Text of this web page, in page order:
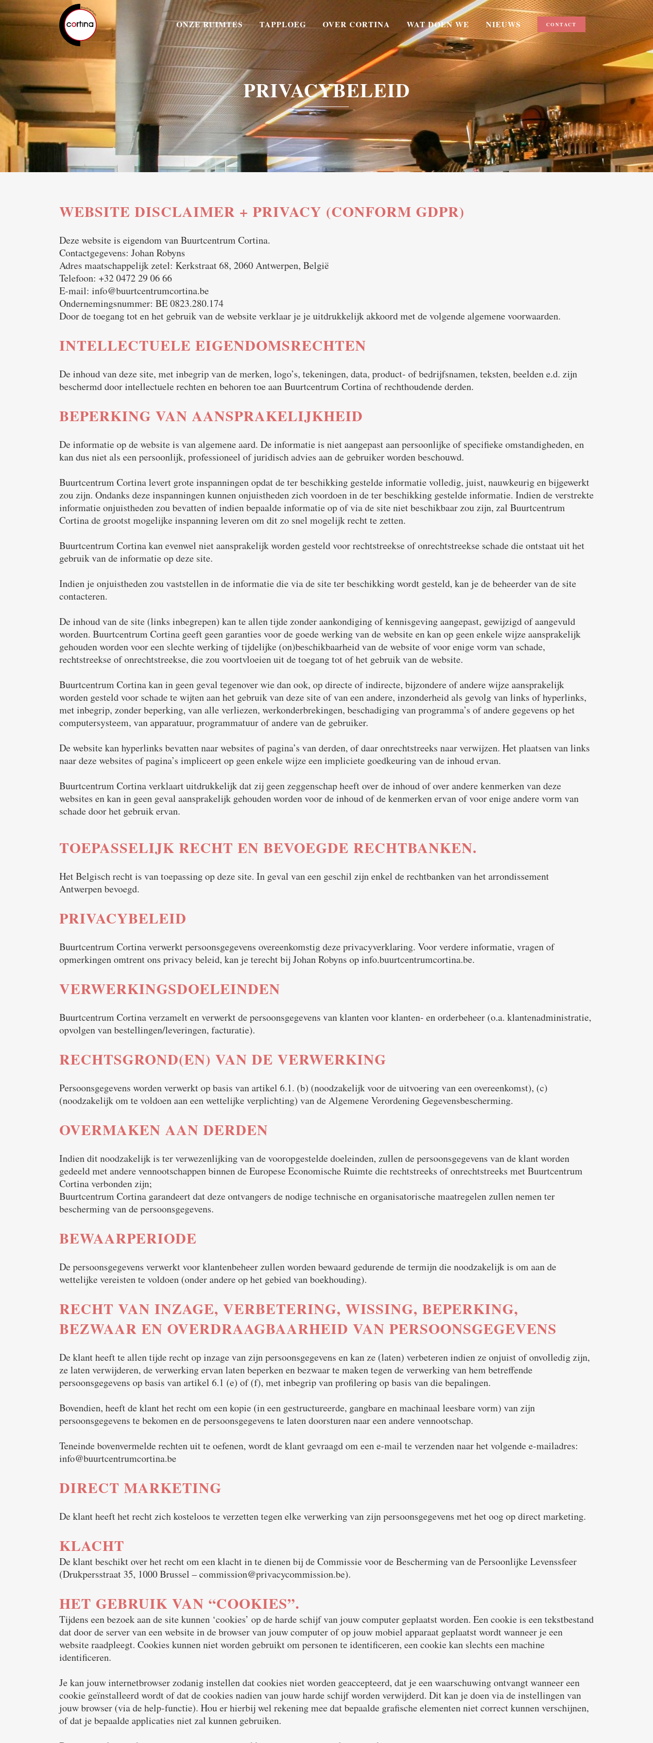
CONTACT
ONZE RUIMTES TAPPLOEG OVER CORTINA WAT DOEN WE NIEUWS
PRIVACYBELEID
WEBSITE DISCLAIMER + PRIVACY (CONFORM GDPR)
Deze website is eigendom van Buurtcentrum Cortina.
Contactgegevens: Johan Robyns
Adres maatschappelijk zetel: Kerkstraat 68, 2060 Antwerpen, België
Telefoon: +32 0472 29 06 66
E-mail: info@buurtcentrumcortina.be
Ondernemingsnummer: BE 0823.280.174
Door de toegang tot en het gebruik van de website verklaar je je uitdrukkelijk akkoord met de volgende algemene voorwaarden.
INTELLECTUELE EIGENDOMSRECHTEN
De inhoud van deze site, met inbegrip van de merken, logo’s, tekeningen, data, product- of bedrijfsnamen, teksten, beelden e.d. zijn
beschermd door intellectuele rechten en behoren toe aan Buurtcentrum Cortina of rechthoudende derden.
BEPERKING VAN AANSPRAKELIJKHEID
De informatie op de website is van algemene aard. De informatie is niet aangepast aan persoonlijke of specifieke omstandigheden, en
kan dus niet als een persoonlijk, professioneel of juridisch advies aan de gebruiker worden beschouwd.
Buurtcentrum Cortina levert grote inspanningen opdat de ter beschikking gestelde informatie volledig, juist, nauwkeurig en bijgewerkt
zou zijn. Ondanks deze inspanningen kunnen onjuistheden zich voordoen in de ter beschikking gestelde informatie. Indien de verstrekte
informatie onjuistheden zou bevatten of indien bepaalde informatie op of via de site niet beschikbaar zou zijn, zal Buurtcentrum
Cortina de grootst mogelijke inspanning leveren om dit zo snel mogelijk recht te zetten.
Buurtcentrum Cortina kan evenwel niet aansprakelijk worden gesteld voor rechtstreekse of onrechtstreekse schade die ontstaat uit het
gebruik van de informatie op deze site.
Indien je onjuistheden zou vaststellen in de informatie die via de site ter beschikking wordt gesteld, kan je de beheerder van de site
contacteren.
De inhoud van de site (links inbegrepen) kan te allen tijde zonder aankondiging of kennisgeving aangepast, gewijzigd of aangevuld
worden. Buurtcentrum Cortina geeft geen garanties voor de goede werking van de website en kan op geen enkele wijze aansprakelijk
gehouden worden voor een slechte werking of tijdelijke (on)beschikbaarheid van de website of voor enige vorm van schade,
rechtstreekse of onrechtstreekse, die zou voortvloeien uit de toegang tot of het gebruik van de website.
Buurtcentrum Cortina kan in geen geval tegenover wie dan ook, op directe of indirecte, bijzondere of andere wijze aansprakelijk
worden gesteld voor schade te wijten aan het gebruik van deze site of van een andere, inzonderheid als gevolg van links of hyperlinks,
met inbegrip, zonder beperking, van alle verliezen, werkonderbrekingen, beschadiging van programma’s of andere gegevens op het
computersysteem, van apparatuur, programmatuur of andere van de gebruiker.
De website kan hyperlinks bevatten naar websites of pagina’s van derden, of daar onrechtstreeks naar verwijzen. Het plaatsen van links
naar deze websites of pagina’s impliceert op geen enkele wijze een impliciete goedkeuring van de inhoud ervan.
Buurtcentrum Cortina verklaart uitdrukkelijk dat zij geen zeggenschap heeft over de inhoud of over andere kenmerken van deze
websites en kan in geen geval aansprakelijk gehouden worden voor de inhoud of de kenmerken ervan of voor enige andere vorm van
schade door het gebruik ervan.
TOEPASSELIJK RECHT EN BEVOEGDE RECHTBANKEN.
Het Belgisch recht is van toepassing op deze site. In geval van een geschil zijn enkel de rechtbanken van het arrondissement
Antwerpen bevoegd.
PRIVACYBELEID
Buurtcentrum Cortina verwerkt persoonsgegevens overeenkomstig deze privacyverklaring. Voor verdere informatie, vragen of
opmerkingen omtrent ons privacy beleid, kan je terecht bij Johan Robyns op info.buurtcentrumcortina.be.
VERWERKINGSDOELEINDEN
Buurtcentrum Cortina verzamelt en verwerkt de persoonsgegevens van klanten voor klanten- en orderbeheer (o.a. klantenadministratie,
opvolgen van bestellingen/leveringen, facturatie).
RECHTSGROND(EN) VAN DE VERWERKING
Persoonsgegevens worden verwerkt op basis van artikel 6.1. (b) (noodzakelijk voor de uitvoering van een overeenkomst), (c)
(noodzakelijk om te voldoen aan een wettelijke verplichting) van de Algemene Verordening Gegevensbescherming.
OVERMAKEN AAN DERDEN
Indien dit noodzakelijk is ter verwezenlijking van de vooropgestelde doeleinden, zullen de persoonsgegevens van de klant worden
gedeeld met andere vennootschappen binnen de Europese Economische Ruimte die rechtstreeks of onrechtstreeks met Buurtcentrum
Cortina verbonden zijn;
Buurtcentrum Cortina garandeert dat deze ontvangers de nodige technische en organisatorische maatregelen zullen nemen ter
bescherming van de persoonsgegevens.
BEWAARPERIODE
De persoonsgegevens verwerkt voor klantenbeheer zullen worden bewaard gedurende de termijn die noodzakelijk is om aan de
wettelijke vereisten te voldoen (onder andere op het gebied van boekhouding).
RECHT VAN INZAGE, VERBETERING, WISSING, BEPERKING,
BEZWAAR EN OVERDRAAGBAARHEID VAN PERSOONSGEGEVENS
De klant heeft te allen tijde recht op inzage van zijn persoonsgegevens en kan ze (laten) verbeteren indien ze onjuist of onvolledig zijn,
ze laten verwijderen, de verwerking ervan laten beperken en bezwaar te maken tegen de verwerking van hem betreffende
persoonsgegevens op basis van artikel 6.1 (e) of (f), met inbegrip van profilering op basis van die bepalingen.
Bovendien, heeft de klant het recht om een kopie (in een gestructureerde, gangbare en machinaal leesbare vorm) van zijn
persoonsgegevens te bekomen en de persoonsgegevens te laten doorsturen naar een andere vennootschap.
Teneinde bovenvermelde rechten uit te oefenen, wordt de klant gevraagd om een e-mail te verzenden naar het volgende e-mailadres:
info@buurtcentrumcortina.be
DIRECT MARKETING
De klant heeft het recht zich kosteloos te verzetten tegen elke verwerking van zijn persoonsgegevens met het oog op direct marketing.
KLACHT
De klant beschikt over het recht om een klacht in te dienen bij de Commissie voor de Bescherming van de Persoonlijke Levenssfeer
(Drukpersstraat 35, 1000 Brussel – commission@privacycommission.be).
HET GEBRUIK VAN “COOKIES”.
Tijdens een bezoek aan de site kunnen ‘cookies’ op de harde schijf van jouw computer geplaatst worden. Een cookie is een tekstbestand
dat door de server van een website in de browser van jouw computer of op jouw mobiel apparaat geplaatst wordt wanneer je een
website raadpleegt. Cookies kunnen niet worden gebruikt om personen te identificeren, een cookie kan slechts een machine
identificeren.
Je kan jouw internetbrowser zodanig instellen dat cookies niet worden geaccepteerd, dat je een waarschuwing ontvangt wanneer een
cookie geïnstalleerd wordt of dat de cookies nadien van jouw harde schijf worden verwijderd. Dit kan je doen via de instellingen van
jouw browser (via de help-functie). Hou er hierbij wel rekening mee dat bepaalde grafische elementen niet correct kunnen verschijnen,
of dat je bepaalde applicaties niet zal kunnen gebruiken.